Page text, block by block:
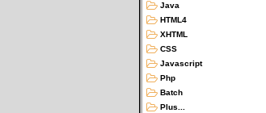
Java
HTML4
XHTML
CSS
Javascript
Php
Batch
Plus...